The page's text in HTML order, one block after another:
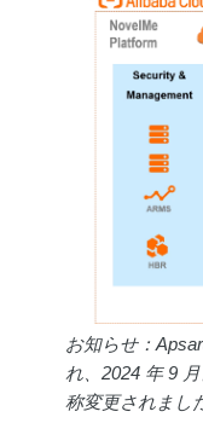
お知らせ：
れ、2024 年 9
称変更されまし